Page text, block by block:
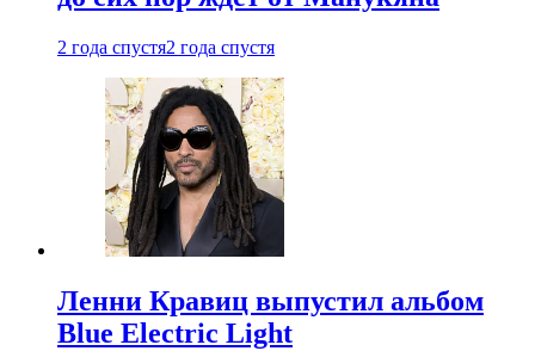
2 года спустя2 года спустя
Ленни Кравиц выпустил альбом
Blue Electric Light